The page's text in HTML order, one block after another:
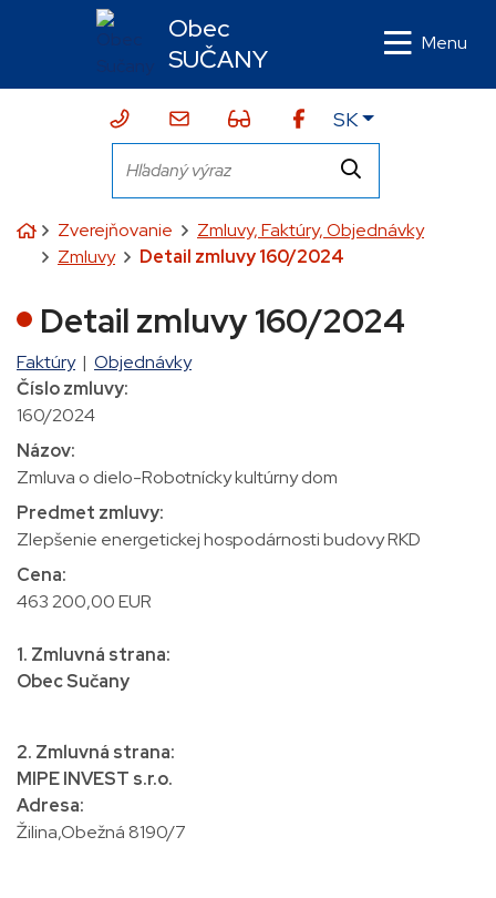
Obec
SUČANY
Menu
043/424 10 10sekretariat@sucany.sk
Zjednodušená verzia webu
SKSlovensky
Hľadaný výraz Hľadať
Úvodná stránka
Zverejňovanie
Zmluvy, Faktúry, Objednávky
Zmluvy
Detail zmluvy 160/2024
Detail zmluvy 160/2024
Faktúry| Objednávky
Číslo zmluvy:
160/2024
Názov:
Zmluva o dielo-Robotnícky kultúrny dom
Predmet zmluvy:
Zlepšenie energetickej hospodárnosti budovy RKD
Cena:
463 200,00 EUR
1. Zmluvná strana:
Obec Sučany
2. Zmluvná strana:
MIPE INVEST s.r.o.
Adresa:
Žilina,Obežná 8190/7